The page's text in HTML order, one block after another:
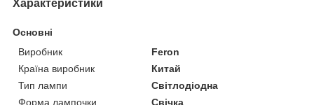
Характеристики
Основні
Виробник
Feron
Країна виробник
Китай
Тип лампи
Світлодіодна
Форма лампочки
Свічка